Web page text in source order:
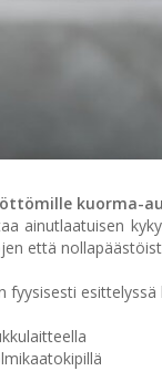
kuorma-
ainutlaatuisen
että
fyysisesti